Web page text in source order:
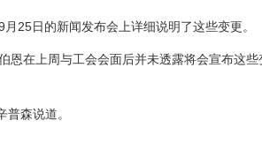
25日的新闻发布会上详细说明了这些变更。
在上周与工会会面后并未透露将会宣布这些
森说道。